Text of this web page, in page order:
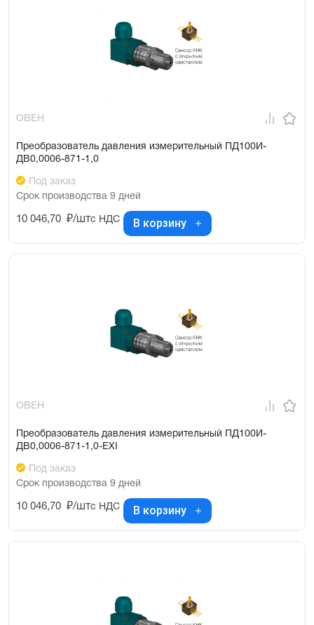
ОВЕН
Преобразователь давления измерительный ПД100И-
ДВ0,0006-871-1,0
Под заказ
Срок производства 9 дней
10 046,70 ₽/штс НДС В корзину
ОВЕН
Преобразователь давления измерительный ПД100И-
ДВ0,0006-871-1,0-ЕХI
Под заказ
Срок производства 9 дней
10 046,70 ₽/штс НДС В корзину